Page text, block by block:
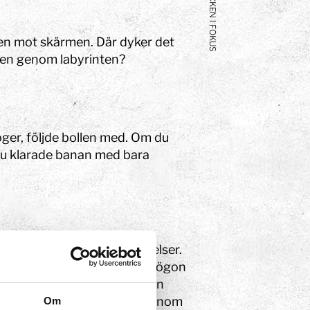
Om
BLICKEN I FOKUS
mot skärmen. Där dyker det
genom labyrinten?
följde bollen med. Om du
klarade banan med bara
upp dina ögons rörelser.
lyser försiktigt på dina ögon
studsar mot dina ögon
från hornhinnan. nom